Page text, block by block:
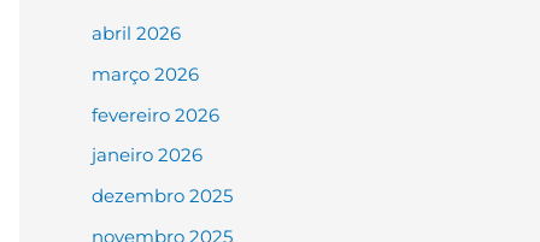
abril 2026
março 2026
fevereiro 2026
janeiro 2026
dezembro 2025
novembro 2025